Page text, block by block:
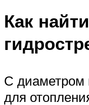
Как
С диаметром
для